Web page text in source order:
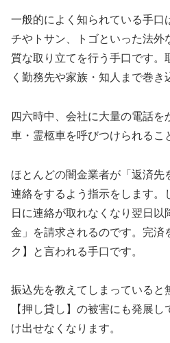
一般的によく知られている手口
チやトサン、トゴといった法外
質な取り立てを行う手口です。
く勤務先や家族・知人まで巻き
四六時中、会社に大量の電話を
車・霊柩車を呼びつけられるこ
ほとんどの闇金業者が「返済先
連絡をするよう指示をします。
日に連絡が取れなくなり翌日
金」を請求されるのです。完済
ク】と言われる手口です。
振込先を教えてしまっていると
【押し貸し】の被害にも発展
け出せなくなります。